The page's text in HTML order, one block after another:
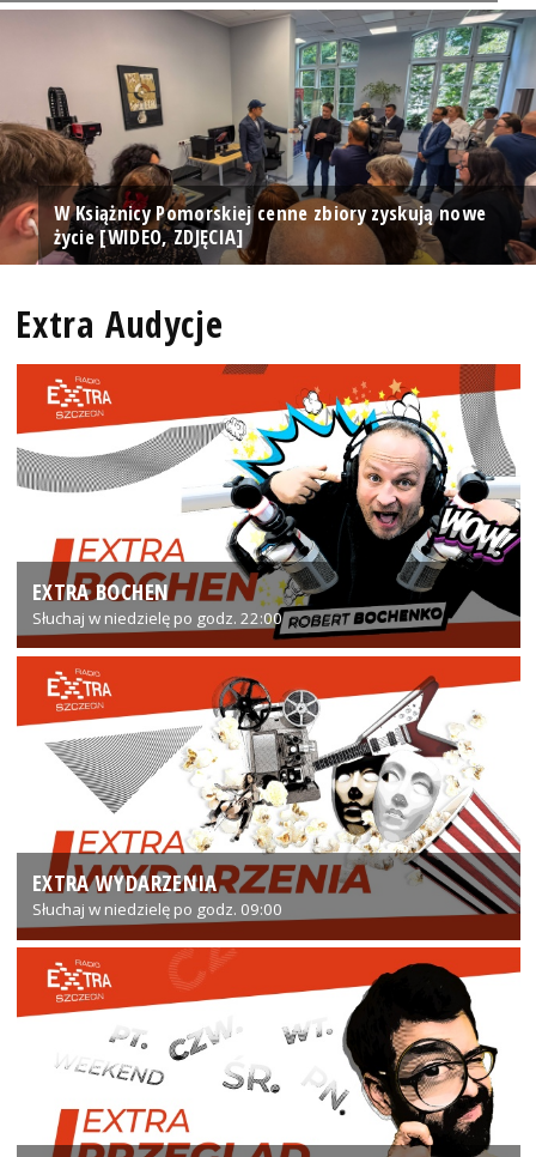
W Książnicy Pomorskiej cenne zbiory zyskują nowe
życie [WIDEO, ZDJĘCIA]
Extra Audycje
EXTRA BOCHEN
Słuchaj w niedzielę po godz. 22:00
EXTRA WYDARZENIA
Słuchaj w niedzielę po godz. 09:00